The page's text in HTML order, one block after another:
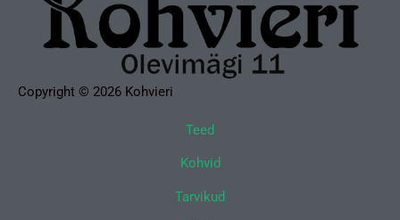
Copyright © 2026 Kohvieri
Teed
Kohvid
Tarvikud